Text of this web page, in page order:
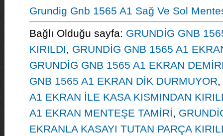
Grundig Gnb 1565 A1 Sağ Ve Sol
Bağlı Olduğu sayfa: GRUNDİG GNB
KIRILDI, GRUNDİG GNB 1565 A1
GRUNDİG GNB 1565 A1 EKRAN
GNB 1565 A1 EKRAN DİK DURMUYOR,
A1 EKRAN İLE KASA KISMINDAN
A1 EKRAN MENTEŞE TAMİRİ,
EKRANLA KASAYI TUTAN PARÇA